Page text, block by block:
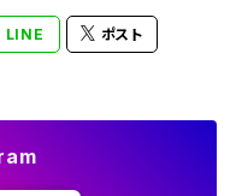
LINE ポスト